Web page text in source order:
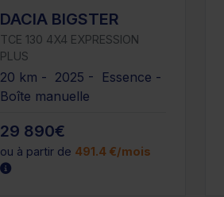
DACIA BIGSTER
TCE 130 4X4 EXPRESSION
PLUS
20 km - 2025 - Essence -
Boîte manuelle
29 890€
ou à partir de 491.4 €/mois